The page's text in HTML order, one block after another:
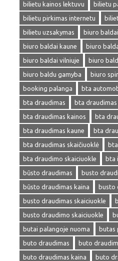
bilietu kainos lektuvu
bilietu
bilietu pirkimas internetu
bilietu uzsakymas
biuro baldai
biuro baldai kaune
biuro
biuro baldai vilniuje
biuro
biuro baldu gamyba
biuro
booking palanga
bta
bta draudimas
bta
bta draudimas kainos
bta
bta draudimas kaune
bta
bta draudimas skaičiuoklė
bta draudimo skaiciuokle
bta
būsto draudimas
busto
būsto draudimas kaina
busto
busto draudimas skaiciuokle
busto draudimo skaiciuokle
butai palangoje nuoma
butas
buto draudimas
buto
buto draudimas kaina
buto